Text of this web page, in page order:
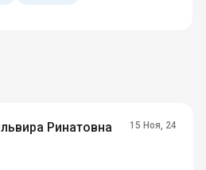
Ринатовна 15 Ноя, 24